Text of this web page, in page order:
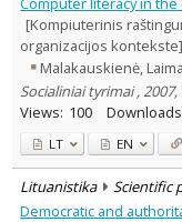
[Kompiuterinis
organizacijos kontekste]
Malakauskienė, Laima
Socialiniai tyrimai , 2007,
Views: 100
LT EN
Lituanistika Scientific
Democratic and